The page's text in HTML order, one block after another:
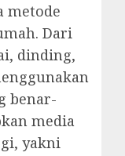
metode
Dari
dinding,
benar-
media
yakni